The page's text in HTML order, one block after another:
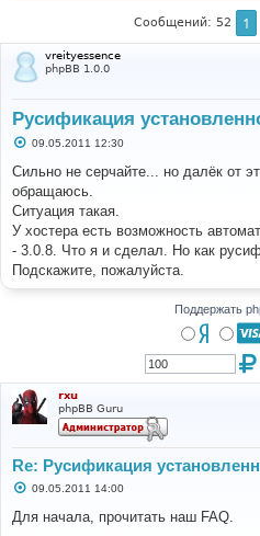
Сообщений: 52 1
vreityessence
phpBB 1.0.0
Русификация
С
о
б
щ
е
н
и
е
09.05.2011 12:30
Сильно не серчайте... но далёк от
обращаюсь.
Ситуация такая.
У хостера есть возможность
- 3.0.8. Что я и сделал. Но как
Подскажите, пожалуйста.
Поддержать
rxu
phpBB Guru
Re: Русификация
С
о
б
09.05.2011 14:00
Для начала, прочитать наш FAQ.